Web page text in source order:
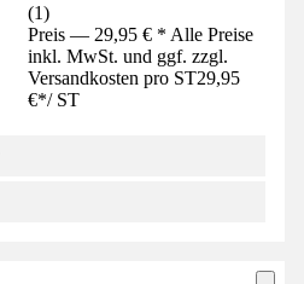
(1)
Preis — 29,95 € * Alle Preise
inkl. MwSt. und ggf. zzgl.
Versandkosten pro ST29,95
€*/ ST